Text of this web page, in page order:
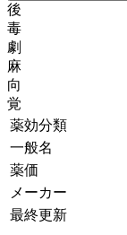
後
毒
劇
麻
向
覚
薬効分類
一般名
薬価
メーカー
最終更新